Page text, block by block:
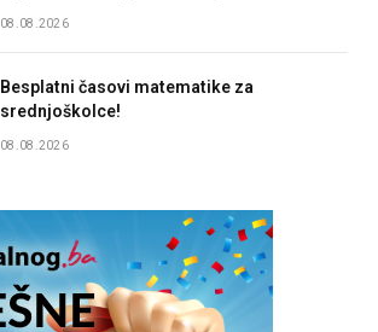
08.08.2026
Besplatni časovi matematike za
srednjoškolce!
08.08.2026